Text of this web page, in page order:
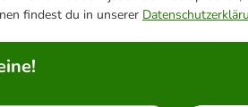
findest du in unserer